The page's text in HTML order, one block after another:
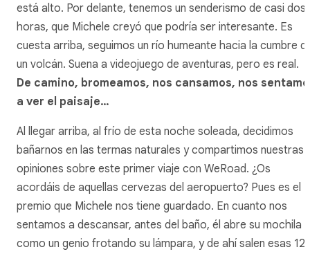
está alto. Por delante, tenemos un senderismo de casi dos
horas, que Michele creyó que podría ser interesante. Es
cuesta arriba, seguimos un río humeante hacia la cumbre
un volcán. Suena a videojuego de aventuras, pero es real.
De camino, bromeamos, nos cansamos, nos
a ver el paisaje…
Al llegar arriba, al frío de esta noche soleada, decidimos
bañarnos en las termas naturales y compartimos nuestras
opiniones sobre este primer viaje con WeRoad. ¿Os
acordáis de aquellas cervezas del aeropuerto? Pues es el
premio que Michele nos tiene guardado. En cuanto nos
sentamos a descansar, antes del baño, él abre su mochila
como un genio frotando su lámpara, y de ahí salen esas 12